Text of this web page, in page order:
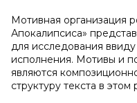
Мотивная организация
Апокалипсиса»
для исследования
исполнения. Мотивы и
являются
структуру текста в этом